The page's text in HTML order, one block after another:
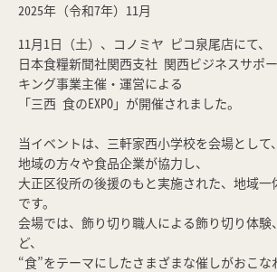
2025年（令和7年）11月
11月1日（土）、コノミヤ ピコ泉尾店にて、
日本食糧新聞社関西支社 関西ビジネスサポ
キング事業主催・運営による
「三西 食のEXPO」が開催されました。
当イベントは、三軒家西小学校を会場として
地域の方々や食品企業が協力し、
大正区役所の後援のもと実施された、地域一
です。
会場では、飾り切り職人による飾り切り体験
ど、
“食”をテーマにしたさまざまな催しがおこな